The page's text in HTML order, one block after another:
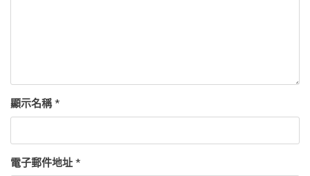
顯示名稱*
電子郵件地址 *